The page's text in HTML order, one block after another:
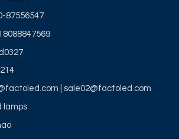
87556547
| sale02@factoled.com
lamps